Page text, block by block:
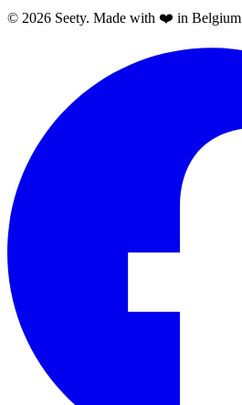
© 2026 Seety. Made with ❤️ in Belgium